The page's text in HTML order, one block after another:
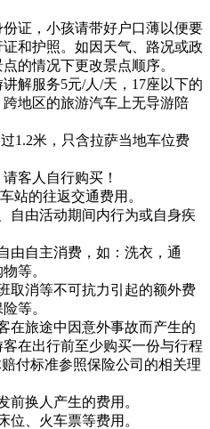
证，小孩请带好户口薄以便要
和护照。如因天气、路况或政
的情况下更改景点顺序。
解服务5元/人/天，17座以下的
地区的旅游汽车上无导游陪
1.2米，只含拉萨当地车位费
客人自行购买！
站的往返交通费用。
自由活动期间内行为或自身疾
由自主消费，如：洗衣，通
等。
取消等不可抗力引起的额外费
险等。
在旅途中因意外事故而产生的
在出行前至少购买一份与行程
付标准参照保险公司的相关理
前换人产生的费用。
位、火车票等费用。